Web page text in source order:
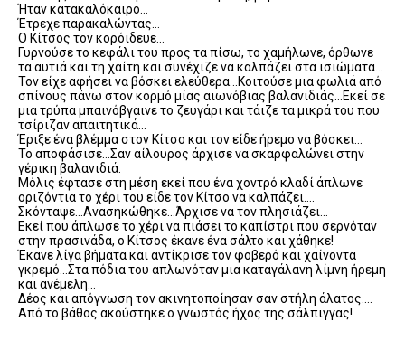
Ήταν κατακαλόκαιρο…
Έτρεχε παρακαλώντας…
Ο Κίτσος τον κορόιδευε…
Γυρνούσε το κεφάλι του προς τα πίσω, το χαμήλωνε, όρθωνε
τα αυτιά και τη χαίτη και συνέχιζε να καλπάζει στα ισιώματα…
Τον είχε αφήσει να βόσκει ελεύθερα…Κοιτούσε μια φωλιά από
σπίνους πάνω στον κορμό μίας αιωνόβιας βαλανιδιάς…Εκεί σε
μια τρύπα μπαινόβγαινε το ζευγάρι και τάιζε τα μικρά του που
τσίριζαν απαιτητικά…
Έριξε ένα βλέμμα στον Κίτσο και τον είδε ήρεμο να βόσκει…
Το αποφάσισε…Σαν αίλουρος άρχισε να σκαρφαλώνει στην
γέρικη βαλανιδιά.
Μόλις έφτασε στη μέση εκεί που ένα χοντρό κλαδί άπλωνε
οριζόντια το χέρι του είδε τον Κίτσο να καλπάζει….
Σκόνταψε…Ανασηκώθηκε…Άρχισε να τον πλησιάζει…
Εκεί που άπλωσε το χέρι να πιάσει το καπίστρι που σερνόταν
στην πρασινάδα, ο Κίτσος έκανε ένα σάλτο και χάθηκε!
Έκανε λίγα βήματα και αντίκρισε τον φοβερό και χαίνοντα
γκρεμό…Στα πόδια του απλωνόταν μια καταγάλανη λίμνη ήρεμη
και ανέμελη…
Δέος και απόγνωση τον ακινητοποίησαν σαν στήλη άλατος….
Από το βάθος ακούστηκε ο γνωστός ήχος της σάλπιγγας!